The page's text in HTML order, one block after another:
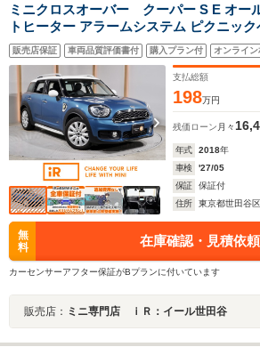
ミニクロスオーバー クーパー S E オ
トヒーター アラームシステム ピクニッ
メラ リア障害物センサー アクティブクル
トアクセス ドライビングモード 純正ナ
ト ETC2.0 整備付
販売店保証 車両品質評価書付 購入プラン付 オンライ
支払総額
198万円
残価ローン 月々
年式 2018年
車検
'27/05
保証
保証付
住所
東京都世田谷区
無
料
在庫確認・見積依頼
カーセンサーアフター保証がBプランに付いています
販売店： ミニ専門店 ｉＲ：イール世田谷